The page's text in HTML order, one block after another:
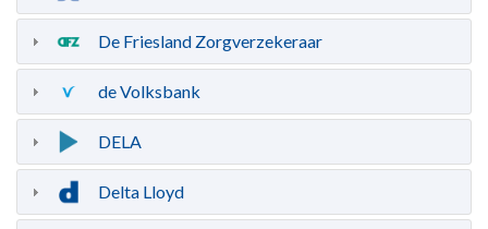
De Friesland Zorgverzekeraar
de Volksbank
DELA
Delta Lloyd